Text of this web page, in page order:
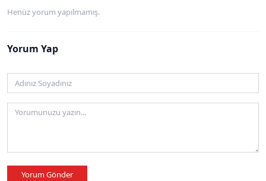
Henüz yorum yapılmamış.
Yorum Yap
Yorum Gönder